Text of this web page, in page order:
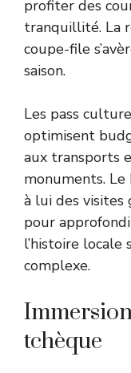
profiter des
tranquillité. La
coupe-file
saison.
Les pass
optimisent
aux transports
monuments.
à lui des visites
pour
l’histoire locale
complexe.
tchèque